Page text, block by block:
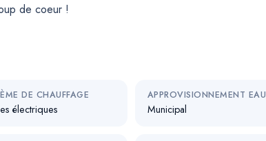
de coeur !
DE CHAUFFAGE
électriques
APPROVISIONNEMENT EAU
Municipal